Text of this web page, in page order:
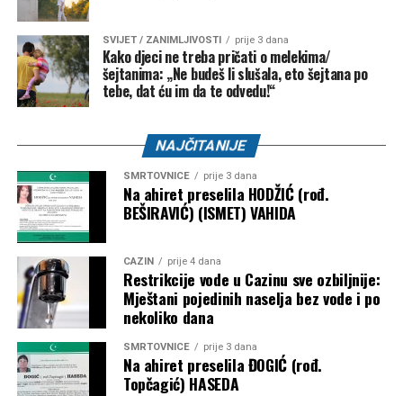
SVIJET / ZANIMLJIVOSTI prije 3 dana
Kako djeci ne treba pričati o melekima/
šejtanima: „Ne budeš li slušala, eto šejtana po
tebe, dat ću im da te odvedu!“
NAJČITANIJE
SMRTOVNICE prije 3 dana
Na ahiret preselila HODŽIĆ (rođ.
BEŠIRAVIĆ) (ISMET) VAHIDA
CAZIN prije 4 dana
Restrikcije vode u Cazinu sve ozbiljnije:
Mještani pojedinih naselja bez vode i po
nekoliko dana
SMRTOVNICE prije 3 dana
Na ahiret preselila ĐOGIĆ (rođ.
Topčagić) HASEDA